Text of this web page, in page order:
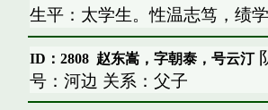
生平：太学生。性温志笃，绩
ID：2808 赵东嵩，字朝泰，号云汀
号：河边 关系：父子